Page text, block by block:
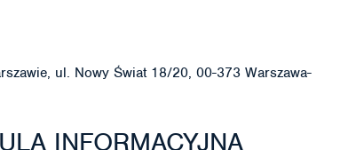
ul. Nowy Świat 18/20, 00-373 Warszawa-
INFORMACYJNA